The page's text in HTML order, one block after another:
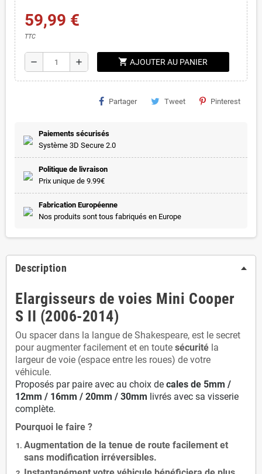
59,99 €
TTC
remove add shopping_cart AJOUTER AU PANIER
Partager Tweet Pinterest
Paiements sécurisés
Système 3D Secure 2.0
Politique de livraison
Prix unique de 9.99€
Fabrication Européenne
Nos produits sont tous fabriqués en Europe
Description
Elargisseurs de voies Mini Cooper
S II (2006-2014)
Ou spacer dans la langue de Shakespeare, est le secret
pour augmenter facilement et en toute sécurité la
largeur de voie (espace entre les roues) de votre
véhicule.
Proposés par paire avec au choix de cales de 5mm /
12mm / 16mm / 20mm / 30mm livrés avec sa visserie
complète.
Pourquoi le faire ?
Augmentation de la tenue de route facilement et
sans modification irréversibles.